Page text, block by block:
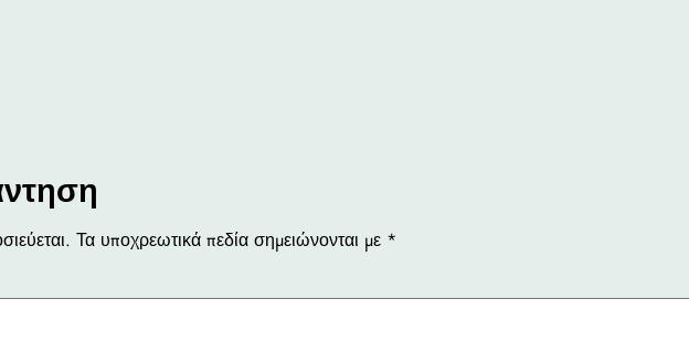
Τα υποχρεωτικά πεδία σημειώνονται με *